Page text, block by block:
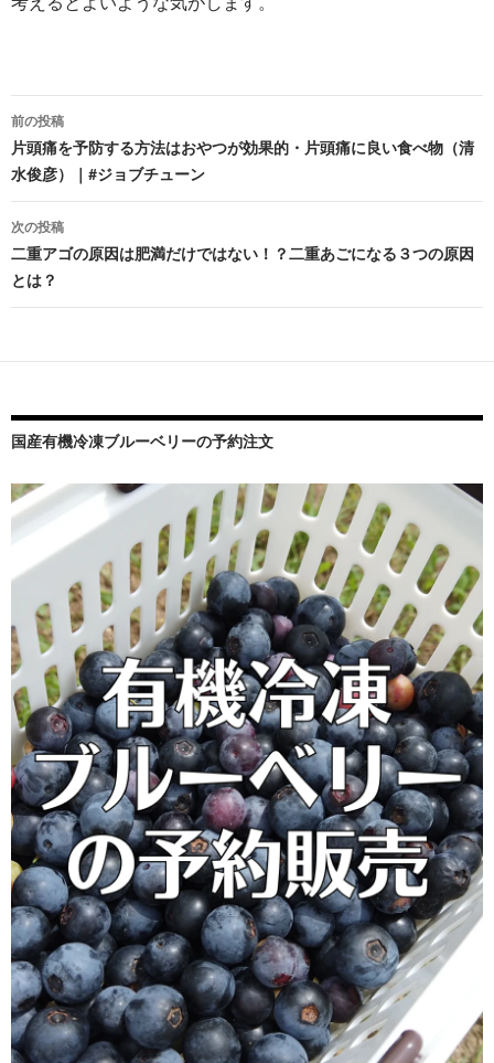
投
稿
ナ
ビ
ゲ
ー
ン
前の投稿
片頭痛を予防する方法はおやつが効果的・片頭痛に良い食べ物（清
水俊彦）｜#ジョブチューン
次の投稿
二重アゴの原因は肥満だけではない！？二重あごになる３つの原因
とは？
国産有機冷凍ブルーベリーの予約注文